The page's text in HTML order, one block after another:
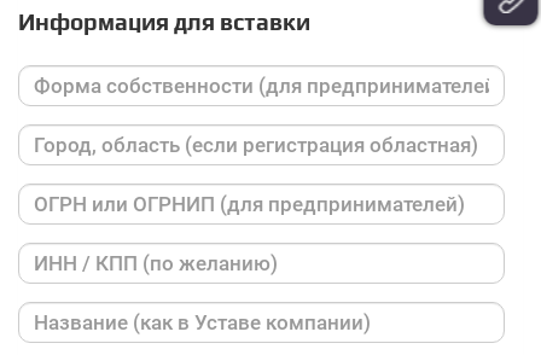
Информация для вставки